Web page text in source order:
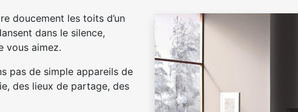
doucement les toits d’un
dans le silence,
vous aimez.
pas de simple appareils de
des lieux de partage, des